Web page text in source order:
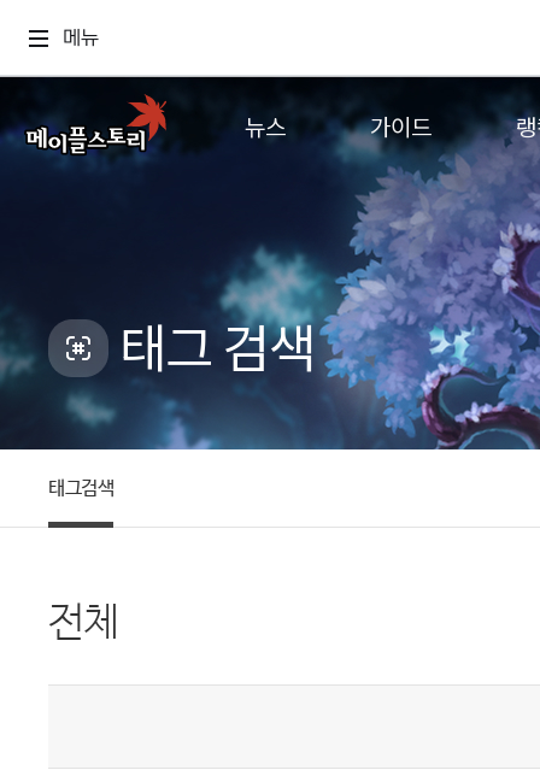
메뉴
뉴스
업데이트
이벤트
캐시샵 공지
메이플 알림판
with maple
가이드
게임정보
직업소개
확률형 아이템
NEXON NOW
추가정보
월드
컨텐
태그 검색
태그검색
전체